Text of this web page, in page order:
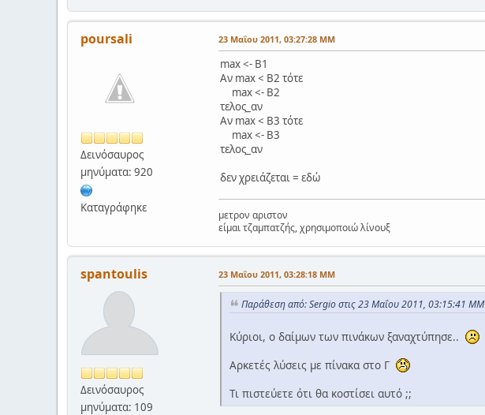
poursali
Δεινόσαυρος
μηνύματα: 920
Καταγράφηκε
23 Μαΐου 2011, 03:27:28 ΜΜ
max <- B1
Αν max < B2 τότε
max <- B2
τελος_αν
Aν max < B3 τότε
max <- B3
τελος_αν
δεν χρειάζεται = εδώ
μετρον αριστον
είμαι τζαμπατζής, χρησιμοποιώ λίνουξ
spantoulis
Δεινόσαυρος
μηνύματα: 109
23 Μαΐου 2011, 03:28:18 ΜΜ
Παράθεση από: Sergio στις 23 Μαΐου 2011, 03:15:41 ΜΜ
Κύριοι, ο δαίμων των πινάκων ξαναχτύπησε..
Αρκετές λύσεις με πίνακα στο Γ
Τι πιστεύετε ότι θα κοστίσει αυτό ;;